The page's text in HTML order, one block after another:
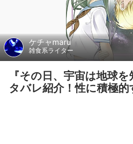
ケチャmaru
雑食系ライター
『その日、宇宙は地球
タバレ紹介！性に積極